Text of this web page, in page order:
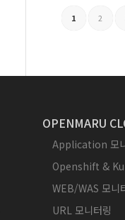
1 2
OPENMARU
Application 모
Openshift &
WEB/WAS 모니
URL 모니터링